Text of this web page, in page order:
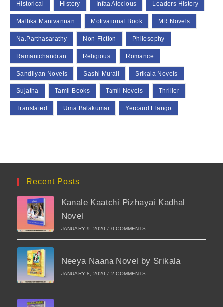
Historical History Infaa Alocious Leaders History
Mallika Manivannan Motivational Book MR Novels
Na.Parthasarathy Non-Fiction Philosophy
Ramanichandran Religious Romance
Sandilyan Novels Sashi Murali Srikala Novels
Sujatha Tamil Books Tamil Novels Thriller
Translated Uma Balakumar Yercaud Elango
Recent Posts
Kanale Kaatchi Pizhayai Kadhal
Novel
JANUARY 9, 2020 / 0 COMMENTS
Neeya Naana Novel by Srikala
JANUARY 8, 2020 / 2 COMMENTS